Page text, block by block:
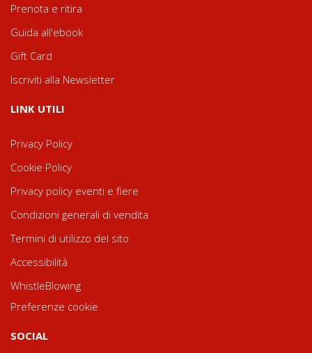
Prenota e ritira
Guida all'ebook
Gift Card
Iscriviti alla Newsletter
LINK UTILI
Privacy Policy
Cookie Policy
Privacy policy eventi e fiere
Condizioni generali di vendita
Termini di utilizzo del sito
Accessibilità
WhistleBlowing
Preferenze cookie
SOCIAL